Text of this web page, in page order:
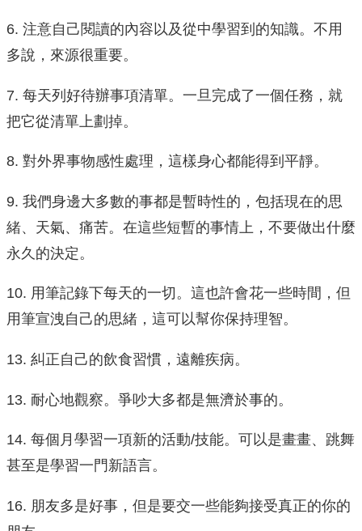
6. 注意自己閱讀的內容以及從中學習到的知識。不用
多說，來源很重要。
7. 每天列好待辦事項清單。一旦完成了一個任務，就
把它從清單上劃掉。
8. 對外界事物感性處理，這樣身心都能得到平靜。
9. 我們身邊大多數的事都是暫時性的，包括現在的思
緒、天氣、痛苦。在這些短暫的事情上，不要做出什麼
永久的決定。
10. 用筆記錄下每天的一切。這也許會花一些時間，但
用筆宣洩自己的思緒，這可以幫你保持理智。
13. 糾正自己的飲食習慣，遠離疾病。
13. 耐心地觀察。爭吵大多都是無濟於事的。
14. 每個月學習一項新的活動/技能。可以是畫畫、跳舞
甚至是學習一門新語言。
16. 朋友多是好事，但是要交一些能夠接受真正的你的